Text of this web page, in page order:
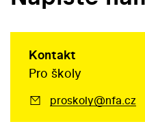
Kontakt
Pro školy
proskoly@nfa.cz